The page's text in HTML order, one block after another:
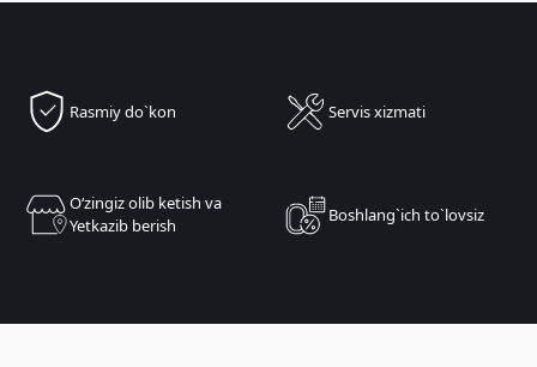
Rasmiy do`kon Servis xizmati
Oʻzingiz olib ketish va
Yetkazib berish
Boshlang`ich to`lovsiz